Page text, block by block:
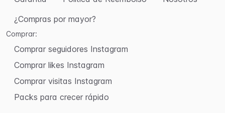
¿Compras por mayor?
Comprar:
Comprar seguidores Instagram
Comprar likes Instagram
Comprar visitas Instagram
Packs para crecer rápido